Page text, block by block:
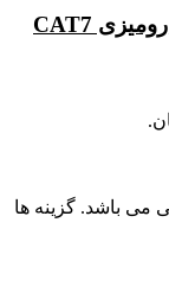
مودم سیم کارتی آنلاک 4.5G/TD-LTE رومیزی CAT7
می باشد. گزینه ها